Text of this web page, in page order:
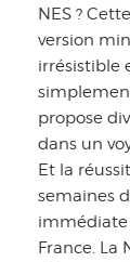
NES ?
version
irrésistible
propose
dans un
Et la
semaines
immédiate
France. La